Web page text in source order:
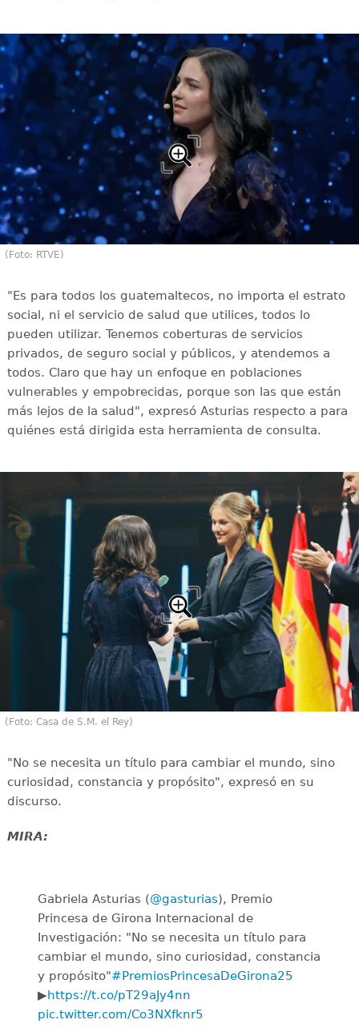
(Foto: RTVE)
"Es para todos los guatemaltecos, no importa el estrato
social, ni el servicio de salud que utilices, todos lo
pueden utilizar. Tenemos coberturas de servicios
privados, de seguro social y públicos, y atendemos a
todos. Claro que hay un enfoque en poblaciones
vulnerables y empobrecidas, porque son las que están
más lejos de la salud", expresó Asturias respecto a para
quiénes está dirigida esta herramienta de consulta.
(Foto: Casa de S.M. el Rey)
"No se necesita un título para cambiar el mundo, sino
curiosidad, constancia y propósito", expresó en su
discurso.
MIRA:
Gabriela Asturias (@gasturias), Premio
Princesa de Girona Internacional de
Investigación: "No se necesita un título para
cambiar el mundo, sino curiosidad, constancia
y propósito"#PremiosPrincesaDeGirona25
▶https://t.co/pT29aJy4nn
pic.twitter.com/Co3NXfknr5